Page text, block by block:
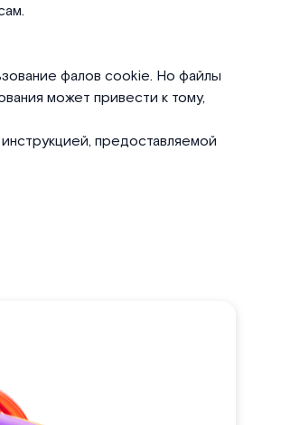
фалов cookie. Но файлы
может привести к тому,
предоставляемой